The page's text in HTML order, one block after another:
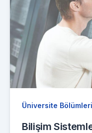
Üniversite Bölümleri
Bilişim